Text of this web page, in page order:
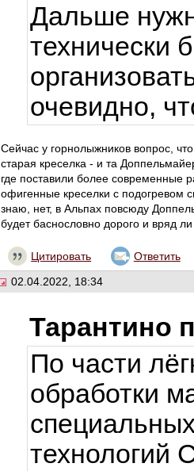
Дальше
технически
очевидно,
Сейчас у горнолыжников вопрос,
старая креселка - и та
где поставили более современные
офигенные креселки с подогревом
знаю, нет, в Альпах повсюду
будет баснословно дорого и вряд
Цитировать Ответить
02.04.2022, 18:34
Тарантино
По части
обработки
технологий